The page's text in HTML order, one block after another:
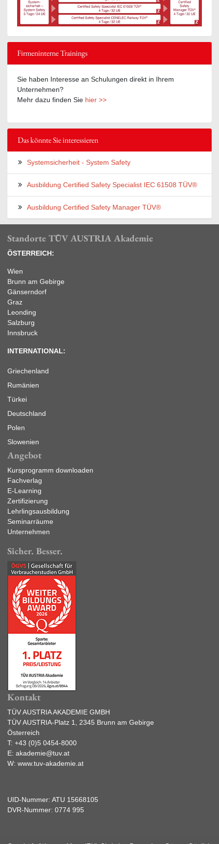
Firmeninterne Trainings
Sie haben Interesse an Schulungen direkt in Ihrem
Unternehmen?
Mehr dazu finden Sie hier >>
Das könnte Sie interessieren
Systemsicherheit - System Safety
Ausbildung Certified Safety Specialist IEC 61508 TÜV®
Ausbildung Certified Safety Manager TÜV®
Standorte TÜV AUSTRIA Akademie
ÖSTERREICH:
Wien
Brunn am Gebirge
Gänserndorf
Graz
Leonding
Salzburg
Innsbruck
INTERNATIONAL:
Griechenland
Rumänien
Türkei
Deutschland
Polen
Slowenien
Angebot
Kursprogramm downloaden
Fachverlag
E-Learning
Zertifizierung
Lehrlingsausbildung
Seminarräume
Unternehmen
Sicher. Besser.
Kontakt
TÜV AUSTRIA AKADEMIE GMBH
TÜV AUSTRIA-Platz 1, 2345 Brunn am Gebirge
Österreich
T: +43 (0)5 0454-8000
E: akademie@tuv.at
W: www.tuv-akademie.at
UID-Nummer: ATU 15668105
DVR-Nummer: 0774 995